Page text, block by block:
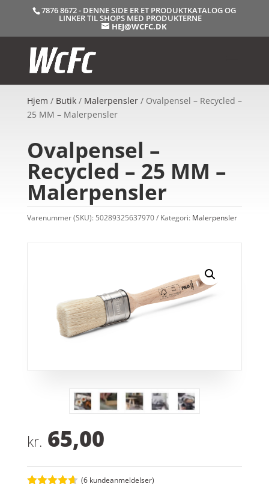
7876 8672 - DENNE SIDE ER ET PRODUKTKATALOG OG
LINKER TIL SHOPS MED PRODUKTERNE
HEJ@WCFC.DK
Hjem / Butik/ Malerpensler/ Ovalpensel – Recycled –
25 MM – Malerpensler
Ovalpensel –
Recycled – 25 MM –
Malerpensler
Varenummer (SKU): 50289325637970 Kategori: Malerpensler
kr. 65,00
(6 kundeanmeldelser)